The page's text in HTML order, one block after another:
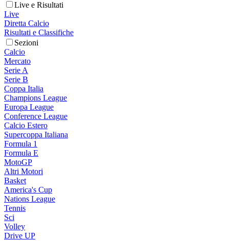
Live e Risultati
Live
Diretta Calcio
Risultati e Classifiche
Sezioni
Calcio
Mercato
Serie A
Serie B
Coppa Italia
Champions League
Europa League
Conference League
Calcio Estero
Supercoppa Italiana
Formula 1
Formula E
MotoGP
Altri Motori
Basket
America's Cup
Nations League
Tennis
Sci
Volley
Drive UP